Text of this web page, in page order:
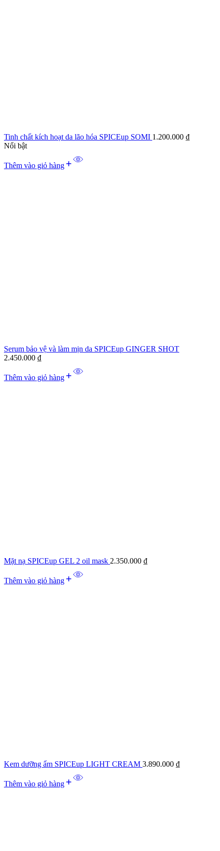
Tinh chất kích hoạt da lão hóa SPICEup SOMI 1.200.000 ₫
Nổi bật
Thêm vào giỏ hàng
Serum bảo vệ và làm mịn da SPICEup GINGER SHOT
2.450.000 ₫
Thêm vào giỏ hàng
Mặt nạ SPICEup GEL 2 oil mask 2.350.000 ₫
Thêm vào giỏ hàng
Kem dưỡng ẩm SPICEup LIGHT CREAM 3.890.000 ₫
Thêm vào giỏ hàng